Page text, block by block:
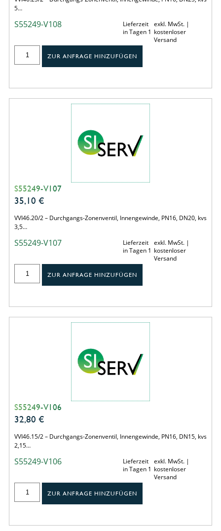
5…
S55249-V108
Lieferzeit
in Tagen 1
exkl. MwSt. |
kostenloser
Versand
ZUR ANFRAGE HINZUFÜGEN
S55249-V107
35,10 €
VVI46.20/2 – Durchgangs-Zonenventil, Innengewinde, PN16, DN20, kvs
3,5…
S55249-V107
Lieferzeit
in Tagen 1
exkl. MwSt. |
kostenloser
Versand
ZUR ANFRAGE HINZUFÜGEN
S55249-V106
32,80 €
VVI46.15/2 – Durchgangs-Zonenventil, Innengewinde, PN16, DN15, kvs
2,15…
S55249-V106
Lieferzeit
in Tagen 1
exkl. MwSt. |
kostenloser
Versand
ZUR ANFRAGE HINZUFÜGEN